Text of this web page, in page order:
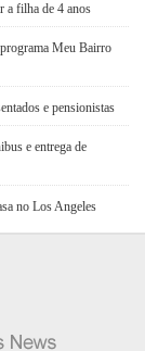
a filha de 4 anos
Meu Bairro
e pensionistas
e entrega de
no Los Angeles